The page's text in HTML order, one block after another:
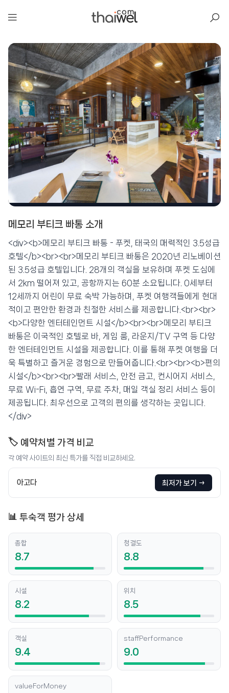
메모리 부티크 빠통
📍 푸켓★★★★ ⭐ 8.7 리뷰 3,007건
💰 최저가 확인 · 예약하기
메모리 부티크 빠통 소개
<div><b>메모리 부티크 빠통 - 푸켓, 태국의 매력적인 3.5성급
호텔</b><br><br>메모리 부티크 빠통은 2020년 리노베이션
된 3.5성급 호텔입니다. 28개의 객실을 보유하며 푸켓 도심에
서 2km 떨어져 있고, 공항까지는 60분 소요됩니다. 0세부터
12세까지 어린이 무료 숙박 가능하며, 푸켓 여행객들에게 현대
적이고 편안한 환경과 친절한 서비스를 제공합니다.<br><br>
<b>다양한 엔터테인먼트 시설</b><br><br>메모리 부티크
빠통은 이국적인 호텔로 바, 게임 룸, 라운지/TV 구역 등 다양
한 엔터테인먼트 시설을 제공합니다. 이를 통해 푸켓 여행을 더
욱 특별하고 즐거운 경험으로 만들어줍니다.<br><br><b>편의
시설</b><br><br>빨래 서비스, 안전 금고, 컨시어지 서비스,
무료 Wi-Fi, 흡연 구역, 무료 주차, 매일 객실 정리 서비스 등이
제공됩니다. 최우선으로 고객의 편의를 생각하는 곳입니다.
</div>
🏷️ 예약처별 가격 비교
각 예약 사이트의 최신 특가를 직접 비교하세요.
아고다 최저가 보기 →
📊 투숙객 평가 상세
종합
8.7
청결도
8.8
시설
8.2
위치
8.5
객실
9.4
staffPerformance
9.0
valueForMoney